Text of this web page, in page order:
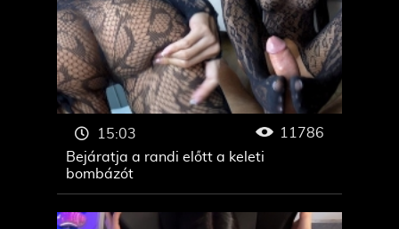
Bejáratja a randi előtt a keleti
bombázót
15:03 11786